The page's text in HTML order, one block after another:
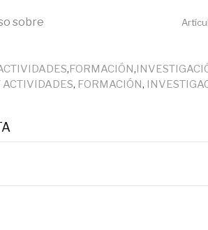
sobre
,FORMACIÓN,
ACTIVIDADES, FORMACIÓN,